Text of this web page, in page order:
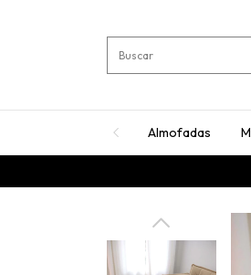
Almofadas